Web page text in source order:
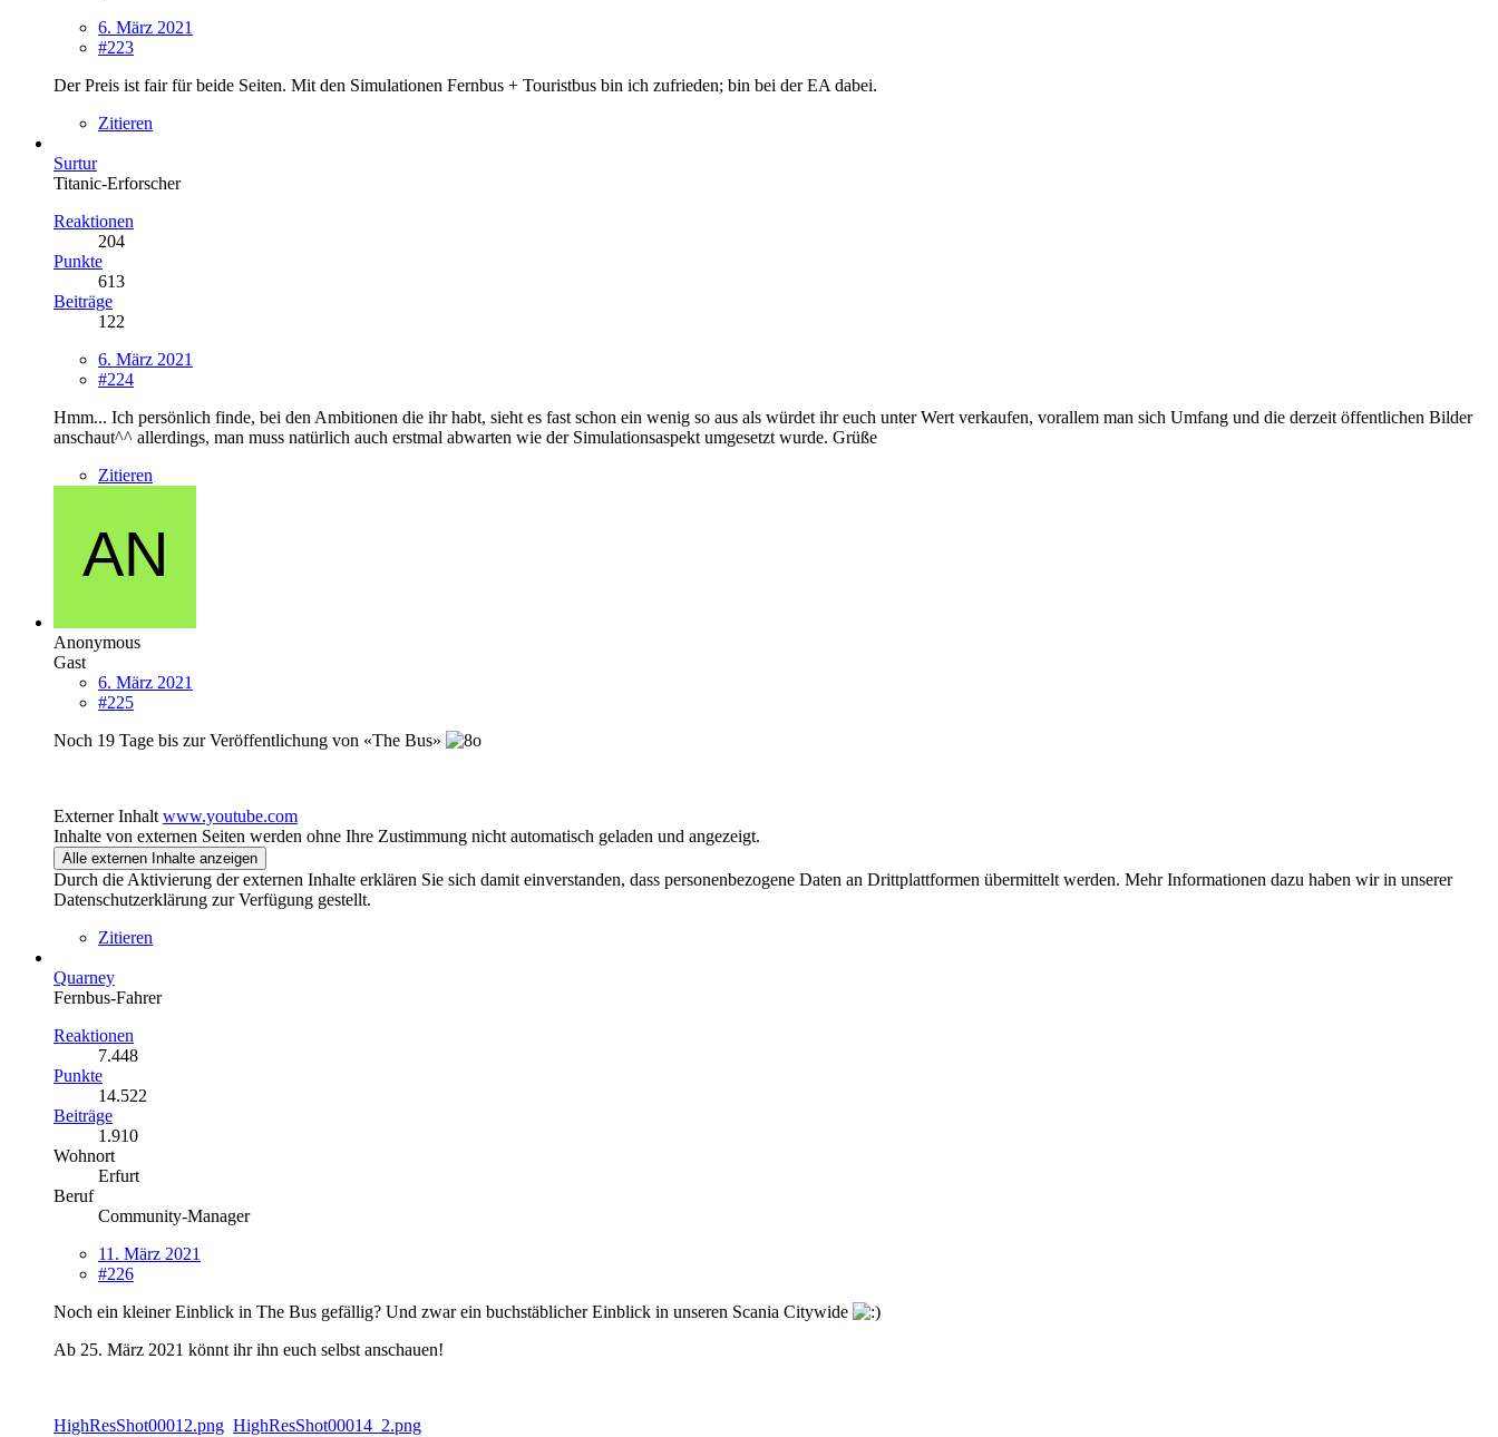
6. März 2021
#223
Der Preis ist fair für beide Seiten. Mit den Simulationen Fernbus + Touristbus bin ich zufrieden; bin bei der EA dabei.
Zitieren
Surtur
Titanic-Erforscher
Reaktionen
204
Punkte
613
Beiträge
122
6. März 2021
#224
Hmm... Ich persönlich finde, bei den Ambitionen die ihr habt, sieht es fast schon ein wenig so aus als würdet ihr euch unter Wert verkaufen, vorallem man sich Umfang und die derzeit öffentlichen Bilder
anschaut^^ allerdings, man muss natürlich auch erstmal abwarten wie der Simulationsaspekt umgesetzt wurde. Grüße
Zitieren
Anonymous
Gast
6. März 2021
#225
Noch 19 Tage bis zur Veröffentlichung von «The Bus»
Externer Inhalt www.youtube.com
Inhalte von externen Seiten werden ohne Ihre Zustimmung nicht automatisch geladen und angezeigt.
Alle externen Inhalte anzeigen
Durch die Aktivierung der externen Inhalte erklären Sie sich damit einverstanden, dass personenbezogene Daten an Drittplattformen übermittelt werden. Mehr Informationen dazu haben wir in unserer
Datenschutzerklärung zur Verfügung gestellt.
Zitieren
Quarney
Fernbus-Fahrer
Reaktionen
7.448
Punkte
14.522
Beiträge
1.910
Wohnort
Erfurt
Beruf
Community-Manager
11. März 2021
#226
Noch ein kleiner Einblick in The Bus gefällig? Und zwar ein buchstäblicher Einblick in unseren Scania Citywide
Ab 25. März 2021 könnt ihr ihn euch selbst anschauen!
HighResShot00012.png HighResShot00014_2.png